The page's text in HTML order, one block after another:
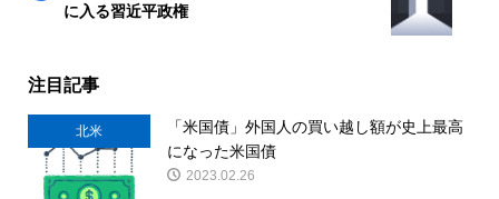
に入る習近平政権
注目記事
北米
「米国債」外国人の買い越し額が史上最高
になった米国債
2023.02.26